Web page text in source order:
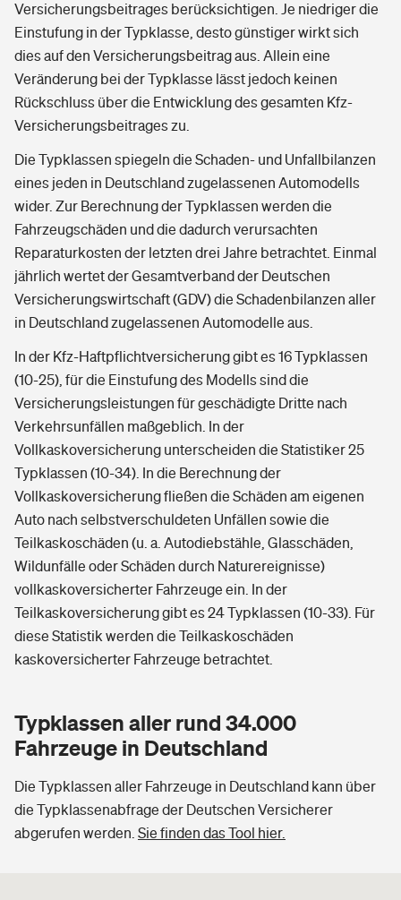
Versicherungsbeitrages berücksichtigen. Je niedriger die
Einstufung in der Typklasse, desto günstiger wirkt sich
dies auf den Versicherungsbeitrag aus. Allein eine
Veränderung bei der Typklasse lässt jedoch keinen
Rückschluss über die Entwicklung des gesamten Kfz-
Versicherungsbeitrages zu.
Die Typklassen spiegeln die Schaden- und Unfallbilanzen
eines jeden in Deutschland zugelassenen Automodells
wider. Zur Berechnung der Typklassen werden die
Fahrzeugschäden und die dadurch verursachten
Reparaturkosten der letzten drei Jahre betrachtet. Einmal
jährlich wertet der Gesamtverband der Deutschen
Versicherungswirtschaft (GDV) die Schadenbilanzen aller
in Deutschland zugelassenen Automodelle aus.
In der Kfz-Haftpflichtversicherung gibt es 16 Typklassen
(10-25), für die Einstufung des Modells sind die
Versicherungsleistungen für geschädigte Dritte nach
Verkehrsunfällen maßgeblich. In der
Vollkaskoversicherung unterscheiden die Statistiker 25
Typklassen (10-34). In die Berechnung der
Vollkaskoversicherung fließen die Schäden am eigenen
Auto nach selbstverschuldeten Unfällen sowie die
Teilkaskoschäden (u. a. Autodiebstähle, Glasschäden,
Wildunfälle oder Schäden durch Naturereignisse)
vollkaskoversicherter Fahrzeuge ein. In der
Teilkaskoversicherung gibt es 24 Typklassen (10-33). Für
diese Statistik werden die Teilkaskoschäden
kaskoversicherter Fahrzeuge betrachtet.
Typklassen aller rund 34.000
Fahrzeuge in Deutschland
Die Typklassen aller Fahrzeuge in Deutschland kann über
die Typklassenabfrage der Deutschen Versicherer
abgerufen werden. Sie finden das Tool hier.